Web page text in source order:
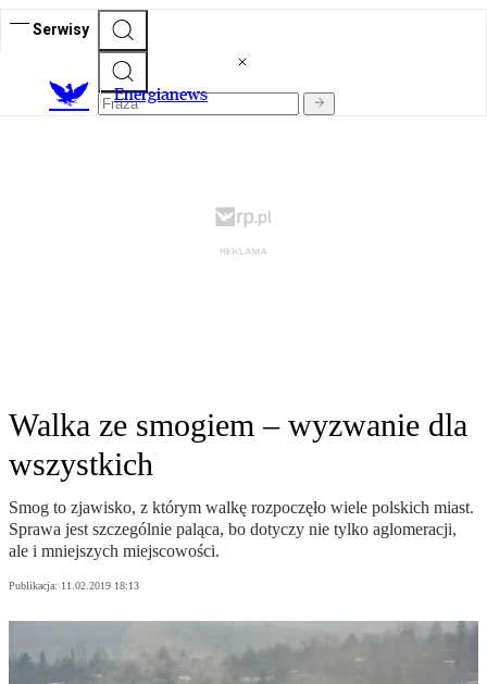
Serwisy
Energianews
Walka ze smogiem – wyzwanie dla
wszystkich
Smog to zjawisko, z którym walkę rozpoczęło wiele polskich miast.
Sprawa jest szczególnie paląca, bo dotyczy nie tylko aglomeracji,
ale i mniejszych miejscowości.
Publikacja: 11.02.2019 18:13